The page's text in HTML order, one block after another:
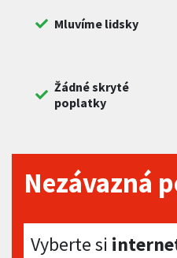
Mluvíme lidsky
Žádné skryté
poplatky
Nezávazná
Vyberte si internet
Vyberte si